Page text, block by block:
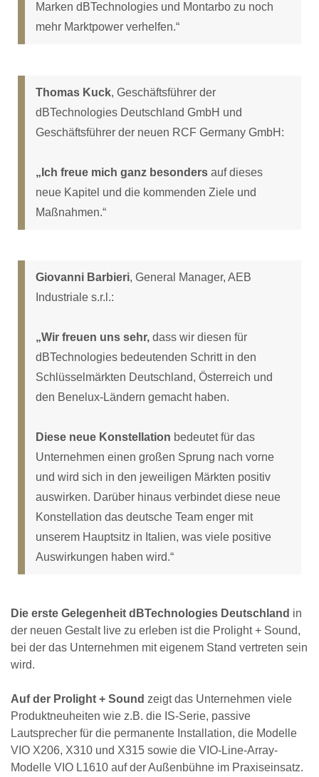
Marken dBTechnologies und Montarbo zu noch
mehr Marktpower verhelfen.“
Thomas Kuck, Geschäftsführer der
dBTechnologies Deutschland GmbH und
Geschäftsführer der neuen RCF Germany GmbH:
„Ich freue mich ganz besonders auf dieses
neue Kapitel und die kommenden Ziele und
Maßnahmen.“
Giovanni Barbieri, General Manager, AEB
Industriale s.r.l.:
„Wir freuen uns sehr, dass wir diesen für
dBTechnologies bedeutenden Schritt in den
Schlüsselmärkten Deutschland, Österreich und
den Benelux-Ländern gemacht haben.
Diese neue Konstellation bedeutet für das
Unternehmen einen großen Sprung nach vorne
und wird sich in den jeweiligen Märkten positiv
auswirken. Darüber hinaus verbindet diese neue
Konstellation das deutsche Team enger mit
unserem Hauptsitz in Italien, was viele positive
Auswirkungen haben wird.“
Die erste Gelegenheit dBTechnologies Deutschland in
der neuen Gestalt live zu erleben ist die Prolight + Sound,
bei der das Unternehmen mit eigenem Stand vertreten sein
wird.
Auf der Prolight + Sound zeigt das Unternehmen viele
Produktneuheiten wie z.B. die IS-Serie, passive
Lautsprecher für die permanente Installation, die Modelle
VIO X206, X310 und X315 sowie die VIO-Line-Array-
Modelle VIO L1610 auf der Außenbühne im Praxiseinsatz.